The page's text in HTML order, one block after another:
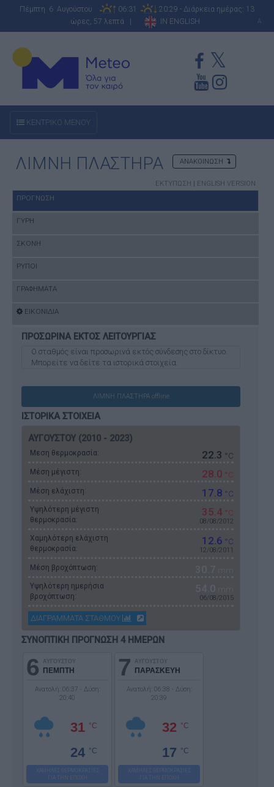
Πέμπτη 6 Αυγούστου 06:31
20:29 - Διάρκεια ημέρας: 13
ώρες, 57 λεπτά |
IN ENGLISH A
ΚΕΝΤΡΙΚΟ ΜΕΝΟΥ
ΛΙΜΝΗ ΠΛΑΣΤΗΡΑ ΑΝΑΚΟΙΝΩΣΗ
ΕΚΤΥΠΩΣΗ | ENGLISH VERSION
ΠΡΟΓΝΩΣΗ
ΓΥΡΗ
ΣΚΟΝΗ
ΡΥΠΟΙ
ΓΡΑΦΗΜΑΤΑ
ΕΙΚΟΝΙΔΙΑ
ΠΡΟΣΩΡΙΝΑ ΕΚΤΟΣ ΛΕΙΤΟΥΡΓΙΑΣ
O σταθμός είναι προσωρινά εκτός σύνδεσης στο δίκτυο.
Μπορείτε να δείτε τα ιστορικά στοιχεία.
ΛΙΜΝΗ ΠΛΑΣΤΗΡΑ offline
ΙΣΤΟΡΙΚΑ ΣΤΟΙΧΕΙΑ
ΑΥΓΟΥΣΤΟΥ (2010 - 2023)
Μεση θερμοκρασία: 22.3 °C
Μέση μέγιστη: 28.0 °C
Μέση ελάχιστη: 17.8 °C
Υψηλότερη μέγιστη
θερμοκρασία:
35.4 °C
08/08/2012
Χαμηλότερη ελάχιστη
θερμοκρασία:
12.6 °C
12/08/2011
Μέση βροχόπτωση: 30.7 mm
Υψηλότερη ημερήσια
βροχόπτωση:
54.0 mm
06/08/2015
ΔΙΑΓΡΑΜΜΑΤΑ ΣΤΑΘΜΟΥ
ΣΥΝΟΠΤΙΚΗ ΠΡΟΓΝΩΣΗ 4 ΗΜΕΡΩΝ
6 ΑΥΓΟΥΣΤΟΥ
ΠΕΜΠΤΗ
Ανατολή: 06:37 - Δύση:
20:40
31 °C
24 °C
ΧΑΜΗΛΕΣ ΘΕΡΜΟΚΡΑΣΙΕΣ
ΓΙΑ ΤΗΝ ΕΠΟΧΗ
7 ΑΥΓΟΥΣΤΟΥ
ΠΑΡΑΣΚΕΥΗ
Ανατολή: 06:38 - Δύση:
20:39
32 °C
17 °C
ΧΑΜΗΛΕΣ ΘΕΡΜΟΚΡΑΣΙΕΣ
ΓΙΑ ΤΗΝ ΕΠΟΧΗ